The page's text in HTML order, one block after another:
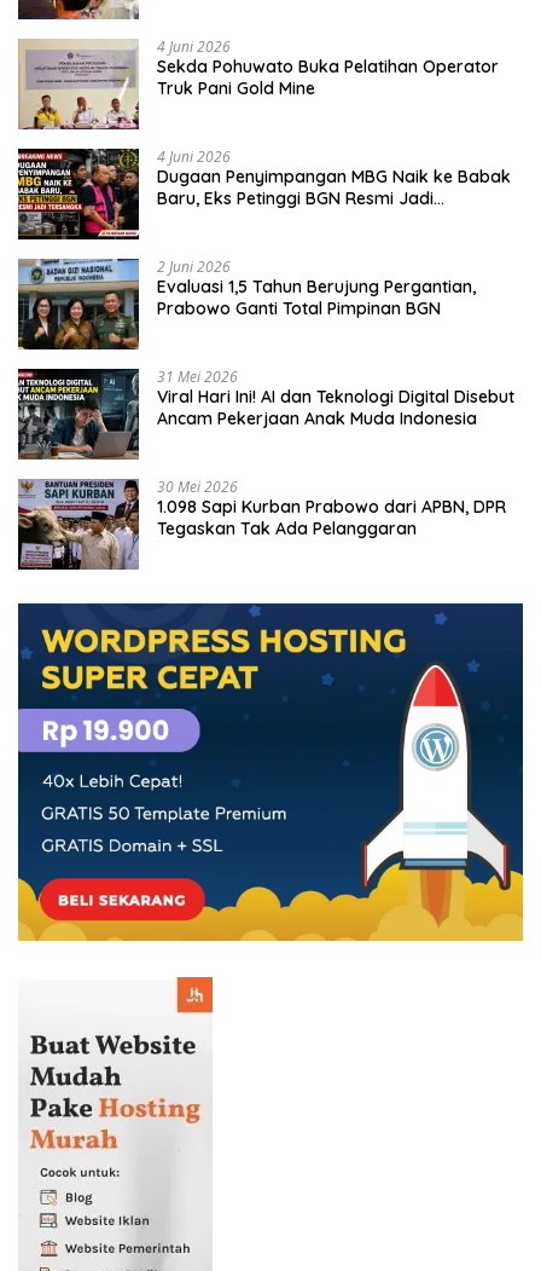
4 Juni 2026
Sekda Pohuwato Buka Pelatihan Operator
Truk Pani Gold Mine
4 Juni 2026
Dugaan Penyimpangan MBG Naik ke Babak
Baru, Eks Petinggi BGN Resmi Jadi
2 Juni 2026
Evaluasi 1,5 Tahun Berujung Pergantian,
Prabowo Ganti Total Pimpinan BGN
31 Mei 2026
Viral Hari Ini! AI dan Teknologi Digital Disebut
Ancam Pekerjaan Anak Muda Indonesia
30 Mei 2026
1.098 Sapi Kurban Prabowo dari APBN, DPR
Tegaskan Tak Ada Pelanggaran